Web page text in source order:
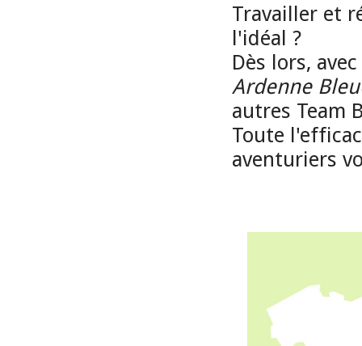
Travailler et
l'idéal ?
Dès lors,
Ardenne
autres Team
Toute
aventuriers